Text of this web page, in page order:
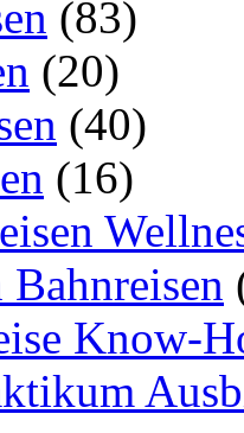
(83)
(20)
(40)
(16)
Know-